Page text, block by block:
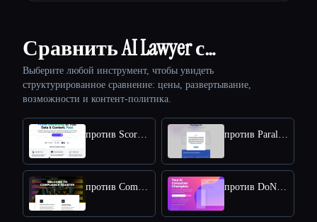
Сравнить AI Lawyer с…
Выберите любой инструмент, чтобы увидеть
структурированное сравнение: цены, развертывание,
возможности и контент-политика.
против ScoreDetect против Paralegal AI
против Compliance Quarter против DoNotPay